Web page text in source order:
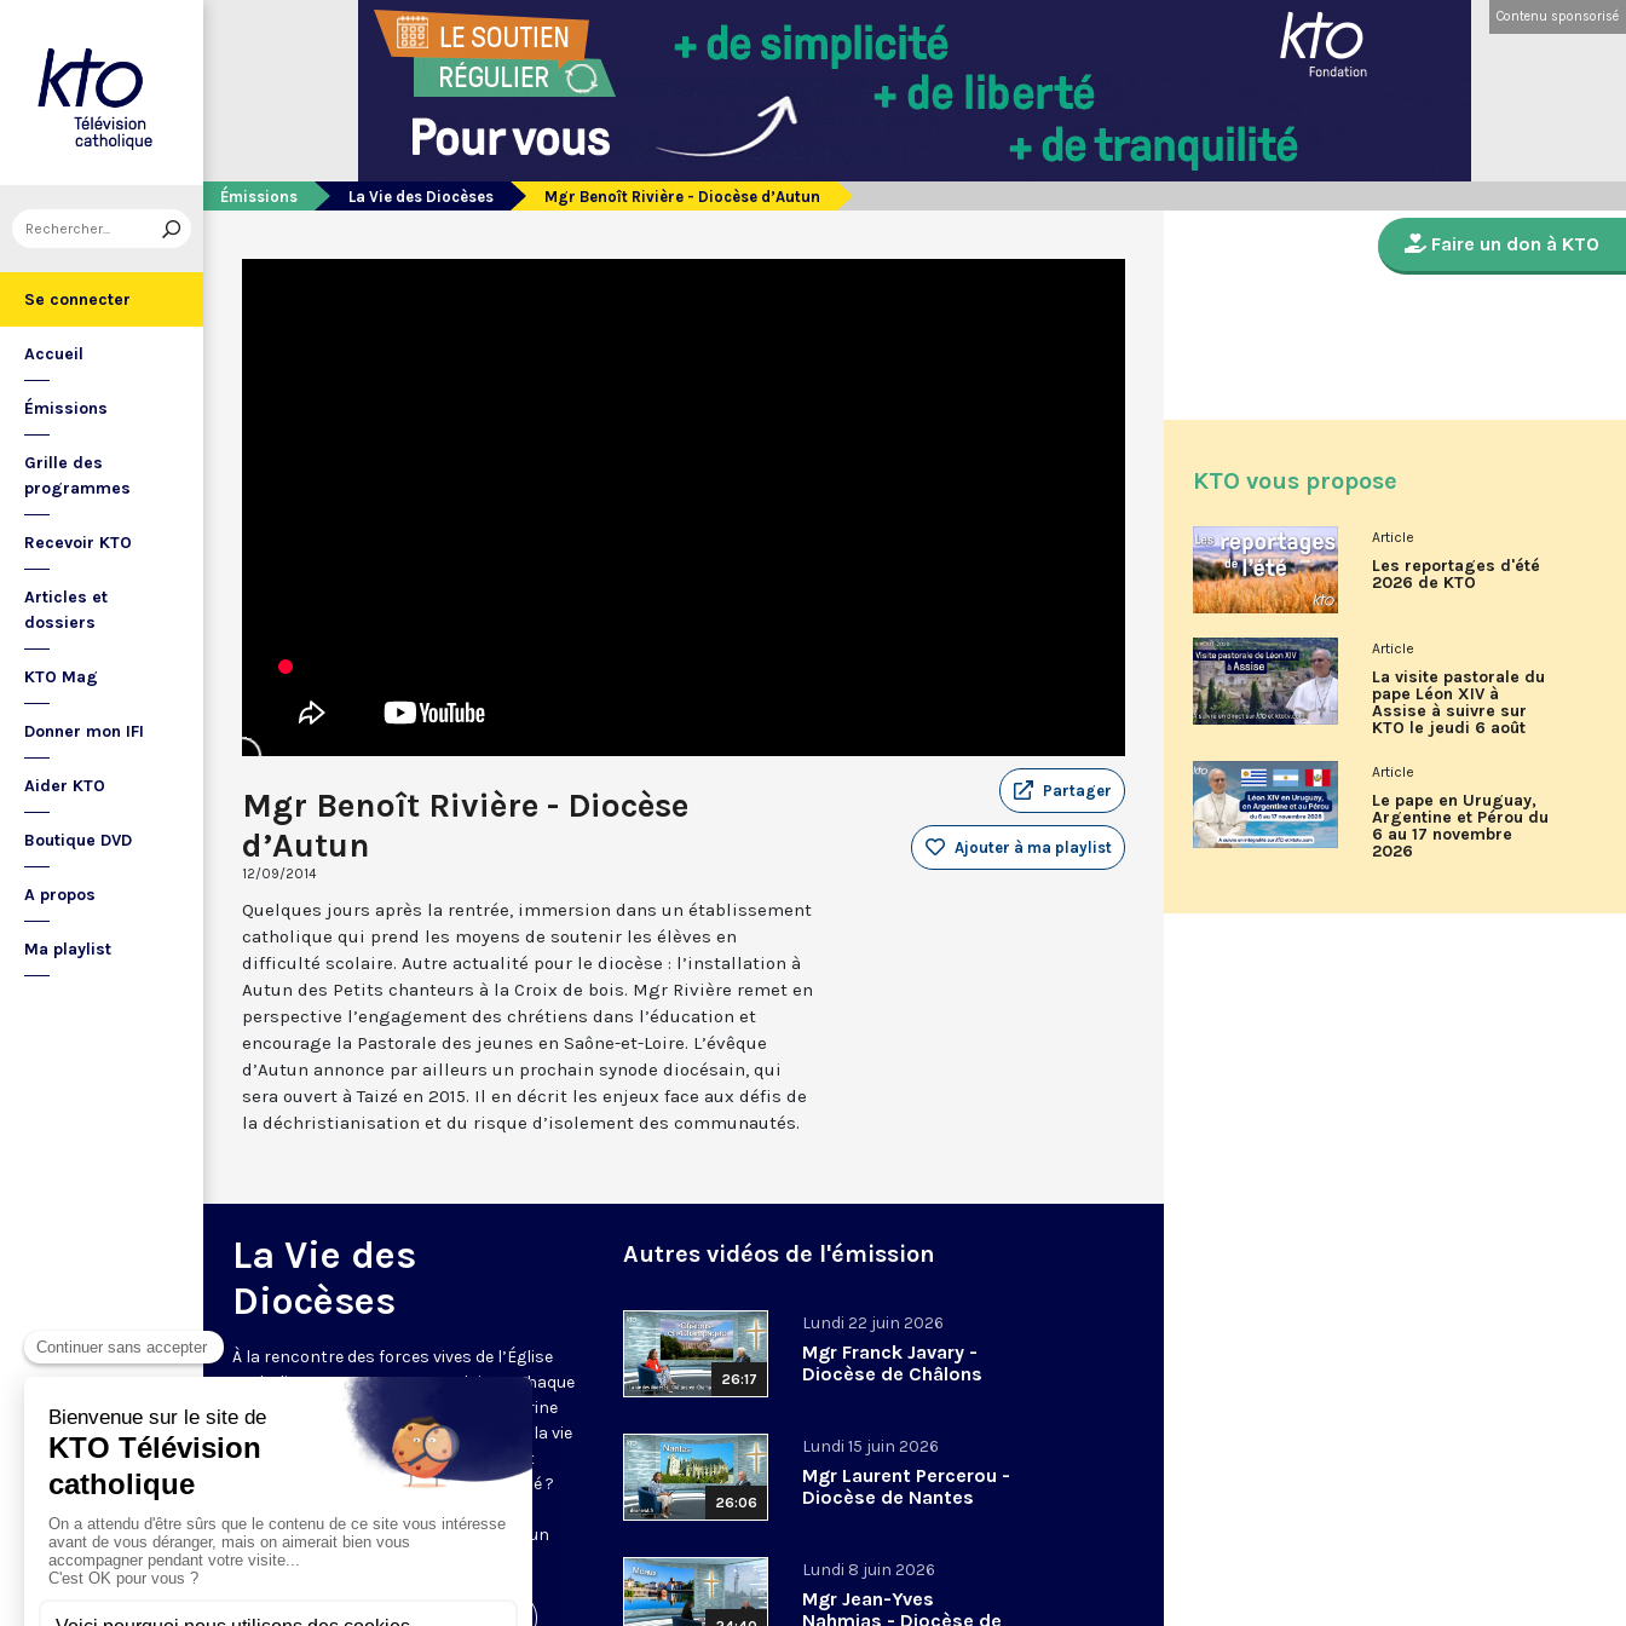
Se connecter
Accueil
Émissions
Grille des
programmes
Recevoir KTO
Articles et
dossiers
KTO Mag
Donner mon IFI
Aider KTO
Boutique DVD
A propos
Ma playlist
Contenu sponsorisé
Émissions La Vie des Diocèses Mgr Benoît Rivière - Diocèse d’Autun
Mgr Benoît Rivière - Diocèse
d’Autun
12/09/2014
Partager
Ajouter à ma playlist
Quelques jours après la rentrée, immersion dans un établissement
catholique qui prend les moyens de soutenir les élèves en
difficulté scolaire. Autre actualité pour le diocèse : l’installation à
Autun des Petits chanteurs à la Croix de bois. Mgr Rivière remet en
perspective l’engagement des chrétiens dans l’éducation et
encourage la Pastorale des jeunes en Saône-et-Loire. L’évêque
d’Autun annonce par ailleurs un prochain synode diocésain, qui
sera ouvert à Taizé en 2015. Il en décrit les enjeux face aux défis de
la déchristianisation et du risque d’isolement des communautés.
La Vie des
Diocèses
À la rencontre des forces vives de l’Église
catholique en France et en Belgique. Chaque
semaine, un évêque est reçu par Honorine
Grasset pour remettre en perspective la vie
et l’actualité de son diocèse. Comment
l’Evangile est-il concrètement annoncé ?
Reportages et interviews nourrissent un
échange franc et direct.
Visiter la page de l'émission
Autres vidéos de l'émission
26:17
Lundi 22 juin 2026
Mgr Franck Javary -
Diocèse de Châlons
26:06
Lundi 15 juin 2026
Mgr Laurent Percerou -
Diocèse de Nantes
Lundi 8 juin 2026
Mgr Jean-Yves
Nahmias - Diocèse de
Faire un don à KTO
KTO vous propose
Article
Les reportages d'été
2026 de KTO
Article
La visite pastorale du
pape Léon XIV à
Assise à suivre sur
KTO le jeudi 6 août
Article
Le pape en Uruguay,
Argentine et Pérou du
6 au 17 novembre
2026